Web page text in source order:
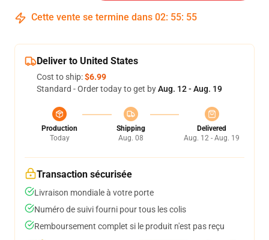
Cette vente se termine dans 02: 55: 54
Deliver to United States
Cost to ship:$6.99
Standard - Order today to get byAug. 12 - Aug. 19
Production
Today
Shipping
Aug. 08
Delivered
Aug. 12 - Aug. 19
Transaction sécurisée
Livraison mondiale à votre porte
Numéro de suivi fourni pour tous les colis
Remboursement complet si le produit n'est pas reçu